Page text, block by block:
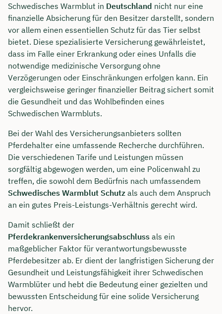
Schwedisches Warmblut in Deutschland nicht nur eine
finanzielle Absicherung für den Besitzer darstellt, sondern
vor allem einen essentiellen Schutz für das Tier selbst
bietet. Diese spezialisierte Versicherung gewährleistet,
dass im Falle einer Erkrankung oder eines Unfalls die
notwendige medizinische Versorgung ohne
Verzögerungen oder Einschränkungen erfolgen kann. Ein
vergleichsweise geringer finanzieller Beitrag sichert somit
die Gesundheit und das Wohlbefinden eines
Schwedischen Warmbluts.
Bei der Wahl des Versicherungsanbieters sollten
Pferdehalter eine umfassende Recherche durchführen.
Die verschiedenen Tarife und Leistungen müssen
sorgfältig abgewogen werden, um eine Policenwahl zu
treffen, die sowohl dem Bedürfnis nach umfassendem
Schwedisches Warmblut Schutz als auch dem Anspruch
an ein gutes Preis-Leistungs-Verhältnis gerecht wird.
Damit schließt der
Pferdekrankenversicherungsabschluss als ein
maßgeblicher Faktor für verantwortungsbewusste
Pferdebesitzer ab. Er dient der langfristigen Sicherung der
Gesundheit und Leistungsfähigkeit ihrer Schwedischen
Warmblüter und hebt die Bedeutung einer gezielten und
bewussten Entscheidung für eine solide Versicherung
hervor.